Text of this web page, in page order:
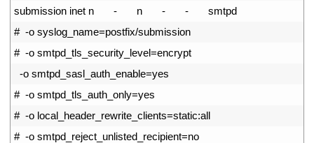
submission inet n - n - -
smtpd
#  -o syslog_name=postfix/submission
#  -o smtpd_tls_security_level=encrypt
-o smtpd_sasl_auth_enable=yes
#  -o smtpd_tls_auth_only=yes
#  -o local_header_rewrite_clients=static:all
#  -o smtpd_reject_unlisted_recipient=no